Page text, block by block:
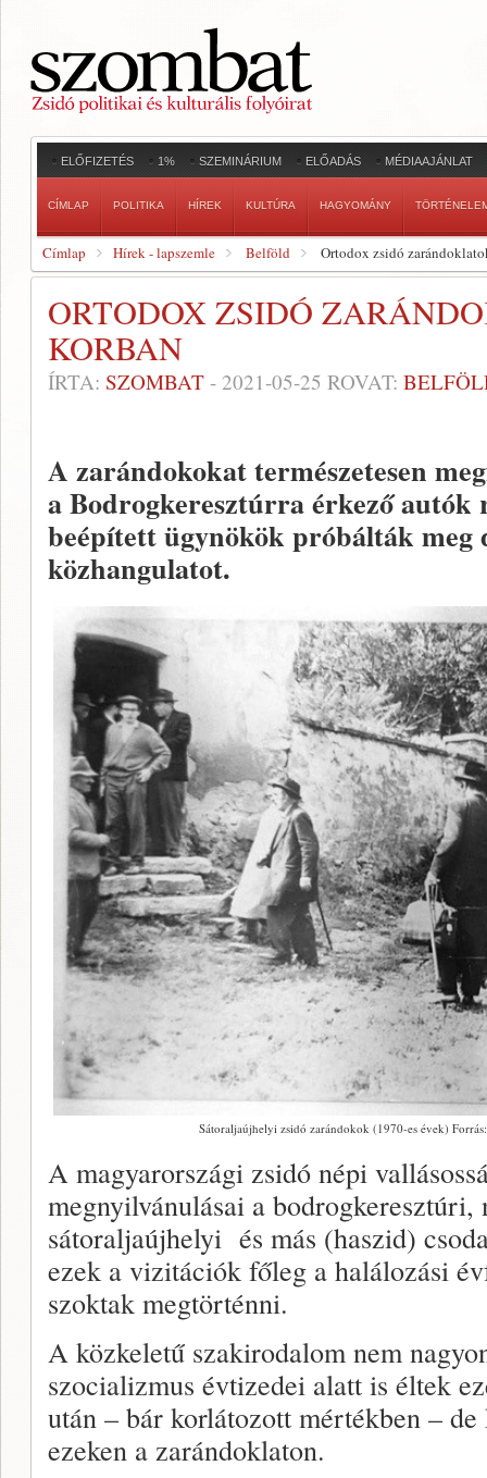
ELŐFIZETÉS 1% SZEMINÁRIUM ELŐADÁS MÉDIAAJÁNLAT
CÍMLAP POLITIKA HÍREK KULTÚRA HAGYOMÁNY
Címlap Hírek - lapszemle Belföld Ortodox zsidó
ORTODOX ZSIDÓ
KORBAN
ÍRTA: SZOMBAT - 2021-05-25 ROVAT:
A zarándokokat természetesen
a Bodrogkeresztúrra érkező autók
beépített ügynökök próbálták meg
közhangulatot.
Sátoraljaújhelyi zsidó zarándokok (1970-es évek)
A magyarországi zsidó népi
megnyilvánulásai a
sátoraljaújhelyi és más (haszid)
ezek a vizitációk főleg a halálozási
szoktak megtörténni.
A közkeletű szakirodalom nem
szocializmus évtizedei alatt is éltek
után – bár korlátozott mértékben –
ezeken a zarándoklaton.